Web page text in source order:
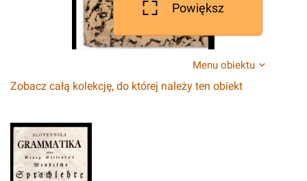
Powiększ
Menu obiektu
Zobacz całą kolekcję, do której należy ten obiekt